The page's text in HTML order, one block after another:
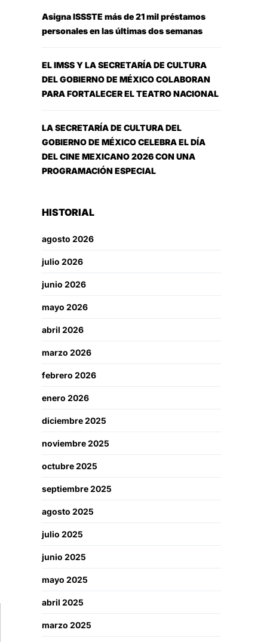
Asigna ISSSTE más de 21 mil préstamos
personales en las últimas dos semanas
EL IMSS Y LA SECRETARÍA DE CULTURA
DEL GOBIERNO DE MÉXICO COLABORAN
PARA FORTALECER EL TEATRO NACIONAL
LA SECRETARÍA DE CULTURA DEL
GOBIERNO DE MÉXICO CELEBRA EL DÍA
DEL CINE MEXICANO 2026 CON UNA
PROGRAMACIÓN ESPECIAL
HISTORIAL
agosto 2026
julio 2026
junio 2026
mayo 2026
abril 2026
marzo 2026
febrero 2026
enero 2026
diciembre 2025
noviembre 2025
octubre 2025
septiembre 2025
agosto 2025
julio 2025
junio 2025
mayo 2025
abril 2025
marzo 2025